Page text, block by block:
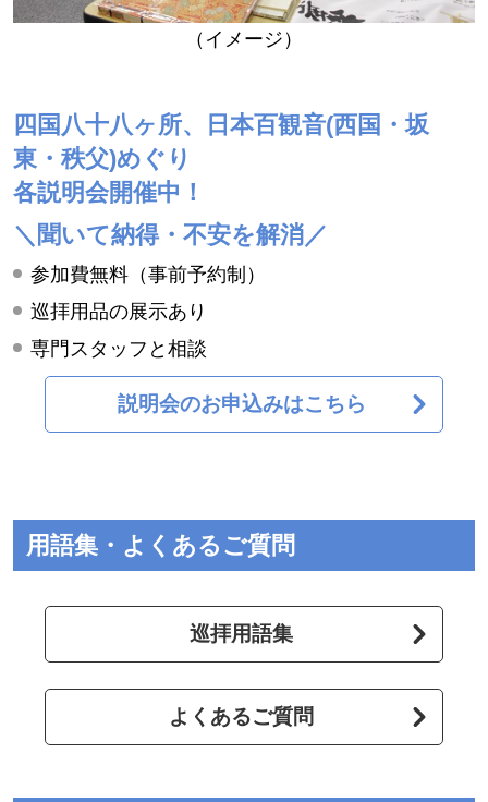
（イメージ）
四国八十八ヶ所、日本百観音(西国・坂
東・秩父)めぐり
各説明会開催中！
＼聞いて納得・不安を解消／
参加費無料（事前予約制）
巡拝用品の展示あり
専門スタッフと相談
説明会のお申込みはこちら
用語集・よくあるご質問
巡拝用語集
よくあるご質問